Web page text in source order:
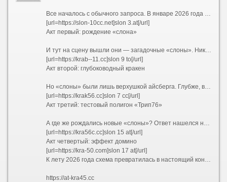
Все началось с обычного запроса. В январе 2026 года пользователи все чаще вбивали в поисковики заветное сочетание — kraken ссылка 2026. Кто-то искал обновленный адрес, кто-то проверял работоспособность старых закладок, а кто-то просто пытался понять, куда исчез привычный интерфейс. Но уже к февралю стало ясно: привычных адресов больше не существует. Вместо них сеть предложила лабиринт, в котором ориентироваться могли только самые подготовленные. Запросы эволюционировали — теперь звучали как kraken 2026 и kraken сайт 2026, но каждый раз выдача выдавала новые, незнакомые комбинации.
[url=https://slon-10cc.net]slon 3.at[/url]
Акт первый: рождение «слона»
И тут на сцену вышли они — загадочные «слоны». Никто не знает, кто именно придумал эту схему, но она сработала идеально. Началось с малого: slon2 и slon2 to / slon2.to. Затем подключились slon2 at / slon2.at и slon2 cc / slon2.cc. Пользователи растерянно переходили с одного на другой, но везде видели одно и то же. Кто-то догадался проверить slon3 — и он работал. slon4 — тоже. Так, шаг за шагом, открывались slon5, slon6, slon7, slon8, slon9, slon10... Казалось, этому не будет конца. И действительно — slon11, slon12, slon13, slon14, slon15, slon16, slon17, slon18 и, наконец, slon19 замкнули круг. Каждый из них существовал в трех ипостасях: .to, .at и .cc. Причем можно было писать слитно — slon12.to, а можно с пробелом — slon 12 to — и это работало одинаково.
[url=https://krab--11.cc]slon 9 to[/url]
Акт второй: глубоководный кракен
Но «слоны» были лишь верхушкой айсберга. Глубже, в темных водах сети Tor, обитали настоящие гиганты — длинные .onion-адреса, которые невозможно запомнить, но можно распознать по префиксу. Первым в списке шел kraken2trfqodidvlh4aa337cpzfrhdlfldhve5nf7njhumwr7instad.onion — настоящий монстр из 56 символов. За ним тянулись его собратья: kraken3yvbvzmhytnrnuhsy772i6dfobofu652e27f5hx6y5cpj7rgyd.onion, kraken4qzqnoi7ogpzpzwrxk7mw53n5i56loydwiyonu4owxsh4g67yd.onion, kraken5af44k24fwzohe6fvqfgxfsee4lgydb3ayzkfhlzqhuwlo33ad.onion, kraken6gf6o4rxewycqwjgfchzgxyfeoj5xafqbfm4vgvyaig2vmxvyd.onion и kraken7jmgt7yhhe2c4iyilthnhcugfylcztsdhh7otrr6jgdw667pqd.onion. Специалисты окрестили их «шестеркой кракенов» — и каждый из них вел в одно и то же место, словно шесть дверей в одну комнату.
[url=https://krak56.cc]slon 7 cc[/url]
Акт третий: тестовый полигон «Трип76»
А где же рождались новые «слоны»? Ответ нашелся неожиданно — на коротких доменах trip76. Сначала появился trip76.co, затем его клон trip76.at. Кто-то писал их слитно, кто-то с пробелом — trip76 co и trip76 at — но суть оставалась той же: это были испытательные стенды. Именно здесь обкатывались новые интерфейсы, проверялись скрипты и тестировалась устойчивость к DDoS-атакам. Если «трип» выдерживал нагрузку, его конфигурацию переносили на свежего «слона» — например, с trip76.co на slon18.to и slon 18 at. Так рождалась бесконечная цепочка обновлений.
[url=https://kra56c.cc]slon 15 at[/url]
Акт четвертый: эффект домино
[url=https://kra-50.com]slon 17 at[/url]
К лету 2026 года схема превратилась в настоящий конвейер. Заблокировали slon2.to? Пожалуйста — вот slon2.at и slon2.cc. Закрыли все версии двойки? Переходим на slon3. И так по нарастающей: slon4, slon5, slon6, slon7, slon8, slon9, slon10, slon11, slon12, slon13, slon14, slon15, slon16, slon17, slon18, slon19. Каждый номер — это три домена: .to, .at и .cc. Каждый домен — это два варианта написания: слитный и с пробелом. Простая математика говорит: 18 номеров ? 3 зоны ? 2 варианта = 108 только «слонов», не считая шести .onion-адресов и тестовых «трипов». А ведь в любой момент мог появиться slon20, slon21 и так далее — ограничений не было.
https://at-kra45.cc